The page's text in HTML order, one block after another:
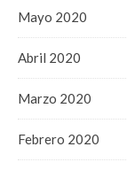
Mayo 2020
Abril 2020
Marzo 2020
Febrero 2020